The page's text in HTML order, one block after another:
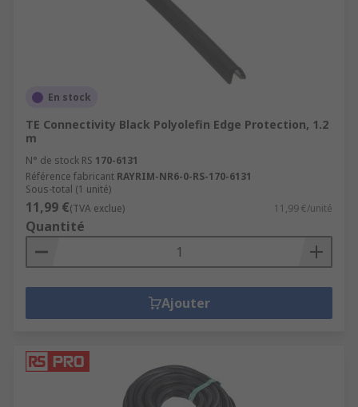
En stock
TE Connectivity Black Polyolefin Edge Protection, 1.2
m
N° de stock RS 170-6131
Référence fabricant RAYRIM-NR6-0-RS-170-6131
Sous-total (1 unité)
11,99 €(TVA exclue) 11,99 €/unité
Quantité
Ajouter